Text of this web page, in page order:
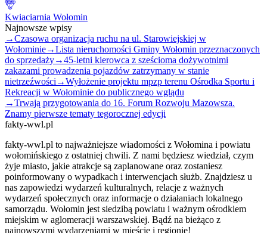
Kwiaciarnia Wołomin
Najnowsze wpisy
→Czasowa organizacja ruchu na ul. Starowiejskiej w
Wołominie→Lista nieruchomości Gminy Wołomin przeznaczonych
do sprzedaży→45-letni kierowca z sześcioma dożywotnimi
zakazami prowadzenia pojazdów zatrzymany w stanie
nietrzeźwości →Wyłożenie projektu mpzp terenu Ośrodka Sportu i
Rekreacji w Wołominie do publicznego wglądu
→Trwają przygotowania do 16. Forum Rozwoju Mazowsza.
Znamy pierwsze tematy tegorocznej edycji
fakty-wwl.pl
fakty-wwl.pl to najważniejsze wiadomości z Wołomina i powiatu
wołomińskiego z ostatniej chwili. Z nami będziesz wiedział, czym
żyje miasto, jakie atrakcje są zaplanowane oraz zostaniesz
poinformowany o wypadkach i interwencjach służb. Znajdziesz u
nas zapowiedzi wydarzeń kulturalnych, relacje z ważnych
wydarzeń społecznych oraz informacje o działaniach lokalnego
samorządu. Wołomin jest siedzibą powiatu i ważnym ośrodkiem
miejskim w aglomeracji warszawskiej. Bądź na bieżąco z
najnowszymi wydarzeniami w mieście i regionie!